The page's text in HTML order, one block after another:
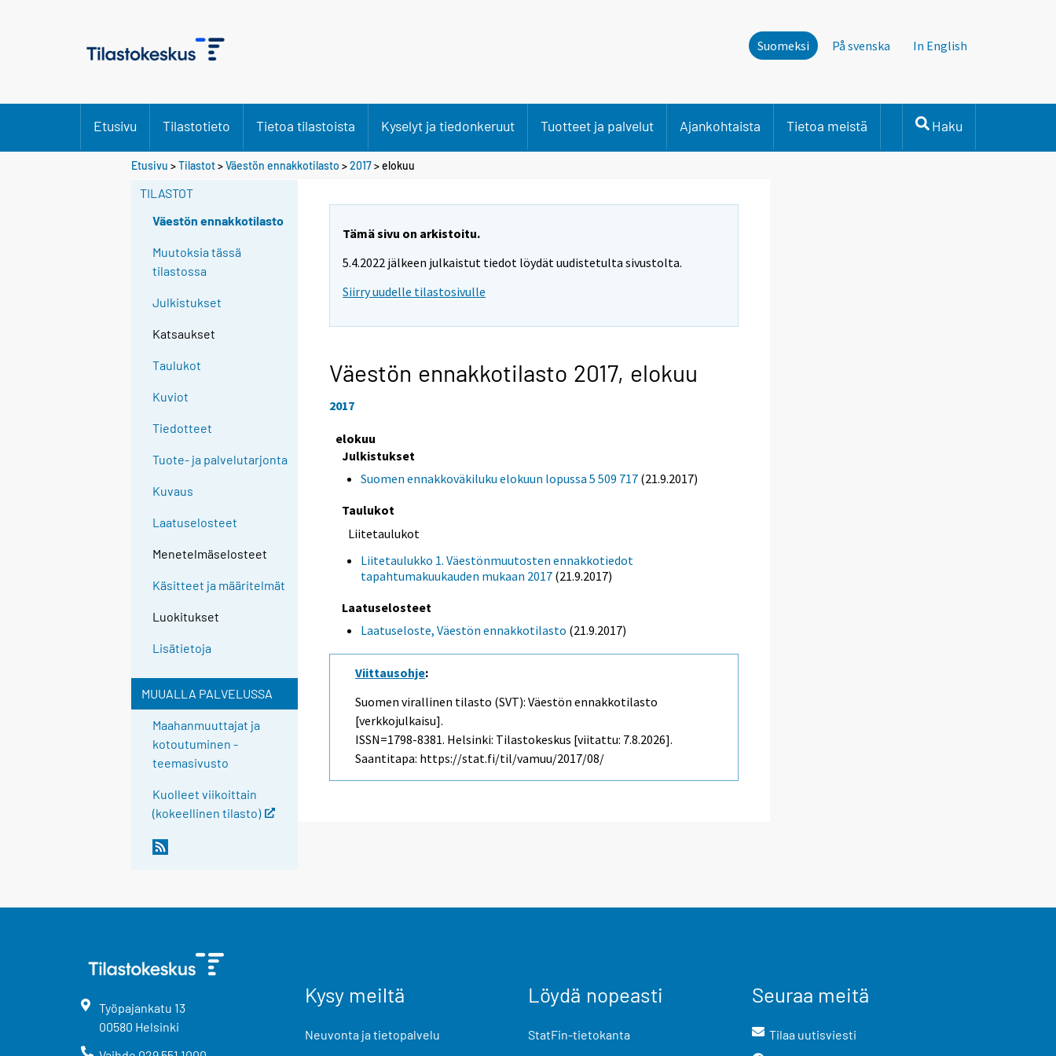
Suomeksi På svenska In English
Etusivu Tilastotieto Tietoa tilastoista Kyselyt ja tiedonkeruut Tuotteet ja palvelut Ajankohtaista Tietoa meistä Haku
Etusivu >Tilastot>Väestön ennakkotilasto >2017>elokuu
TILASTOT
Väestön ennakkotilasto
Muutoksia tässä
tilastossa
Julkistukset
Katsaukset
Taulukot
Kuviot
Tiedotteet
Tuote- ja palvelutarjonta
Kuvaus
Laatuselosteet
Menetelmäselosteet
Käsitteet ja määritelmät
Luokitukset
Lisätietoja
MUUALLA PALVELUSSA
Maahanmuuttajat ja
kotoutuminen -
teemasivusto
Kuolleet viikoittain
(kokeellinen tilasto)
Tämä sivu on arkistoitu.
5.4.2022 jälkeen julkaistut tiedot löydät uudistetulta sivustolta.
Siirry uudelle tilastosivulle
Väestön ennakkotilasto 2017, elokuu
2017
elokuu
Julkistukset
Suomen ennakkoväkiluku elokuun lopussa 5 509 717 (21.9.2017)
Taulukot
Liitetaulukot
Liitetaulukko 1. Väestönmuutosten ennakkotiedot
tapahtumakuukauden mukaan 2017 (21.9.2017)
Laatuselosteet
Laatuseloste, Väestön ennakkotilasto (21.9.2017)
Viittausohje:
Suomen virallinen tilasto (SVT): Väestön ennakkotilasto
[verkkojulkaisu].
ISSN=1798-8381. Helsinki: Tilastokeskus [viitattu: 7.8.2026].
Saantitapa: https://stat.fi/til/vamuu/2017/08/
Työpajankatu 13
00580 Helsinki
Kysy meiltä
Neuvonta ja tietopalvelu
Löydä nopeasti
StatFin-tietokanta
Seuraa meitä
Tilaa uutisviesti